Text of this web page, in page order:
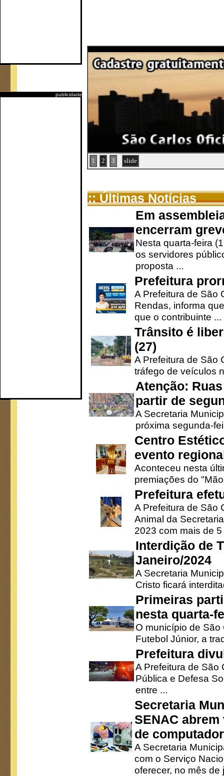
publicidade
1 2 3 slide
:: Últimas Notícias
Em
encerram
Nesta quarta-feira
os servidores
proposta ...
Prefeitura
A Prefeitura de São
Rendas, informa
que o contribuinte ...
Trânsito é
(27)
A Prefeitura de São
tráfego de veículos
Atenção:
partir de
A Secretaria
próxima segunda-
Centro
evento
Aconteceu nesta
premiações do
Prefeitura
A Prefeitura de São
Animal da
2023 com mais de 5
Interdição de
Janeiro/2024
A Secretaria
Cristo ficará
Primeiras
nesta quarta-
O município de
Futebol Júnior, a
Prefeitura
A Prefeitura de São
Pública e Defesa
entre ...
Secretaria
SENAC
de
A Secretaria
com o Serviço
oferecer, no mês de